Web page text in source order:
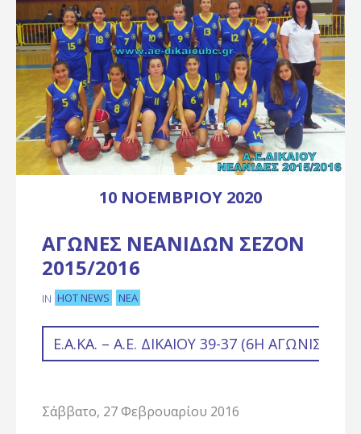
10 ΝΟΕΜΒΡΊΟΥ 2020
ΑΓΏΝΕΣ ΝΕΑΝΊΔΩΝ ΣΕΖΌΝ
2015/2016
IN HOT NEWS ΝΈΑ
Ε.Α.ΚΑ. – Α.Ε. ΔΙΚΑΊΟΥ 39-37 (6Η
Σάββατο, 27 Φεβρουαρίου 2016